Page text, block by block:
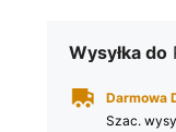
Wysyłka do
Darmowa
Szac.